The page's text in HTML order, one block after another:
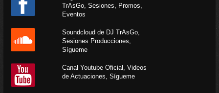
TrAsGo, Sesiones, Promos,
Eventos
Soundcloud de DJ TrAsGo,
Sesiones Producciones,
Sígueme
Canal Youtube Oficial, Videos
de Actuaciones, Sígueme